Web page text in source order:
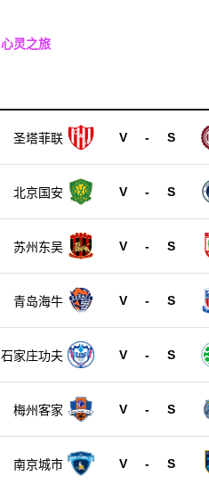
灵之旅
圣塔菲联 V - S
北京国安 V - S
苏州东吴 V - S
青岛海牛 V - S
石家庄功夫 V - S
梅州客家 V - S
南京城市 V - S